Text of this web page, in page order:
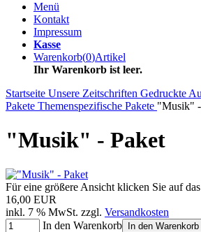
Menü
Kontakt
Impressum
Kasse
Warenkorb(0)Artikel
Ihr Warenkorb ist leer.
Startseite Unsere Zeitschriften Gedruckte
Pakete Themenspezifische Pakete "Musik"
"Musik" - Paket
Für eine größere Ansicht klicken Sie auf
16,00 EUR
inkl. 7 % MwSt. zzgl. Versandkosten
In den Warenkorb
In den Warenkorb